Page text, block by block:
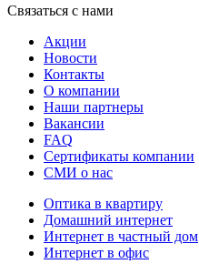
Связаться с нами
Акции
Новости
Контакты
О компании
Наши партнеры
Вакансии
FAQ
Сертификаты компании
СМИ о нас
Оптика в квартиру
Домашний интернет
Интернет в частный дом
Интернет в офис